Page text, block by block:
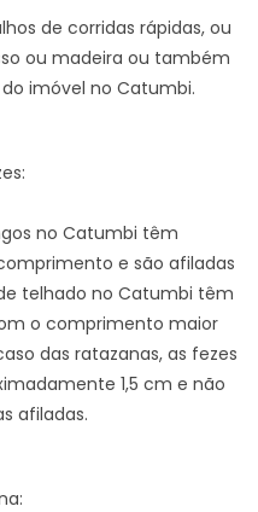
de corridas rápidas, ou
ou madeira ou também
imóvel no Catumbi.
no Catumbi têm
e são afiladas
telhado no Catumbi têm
o comprimento maior
das ratazanas, as fezes
1,5 cm e não
afiladas.